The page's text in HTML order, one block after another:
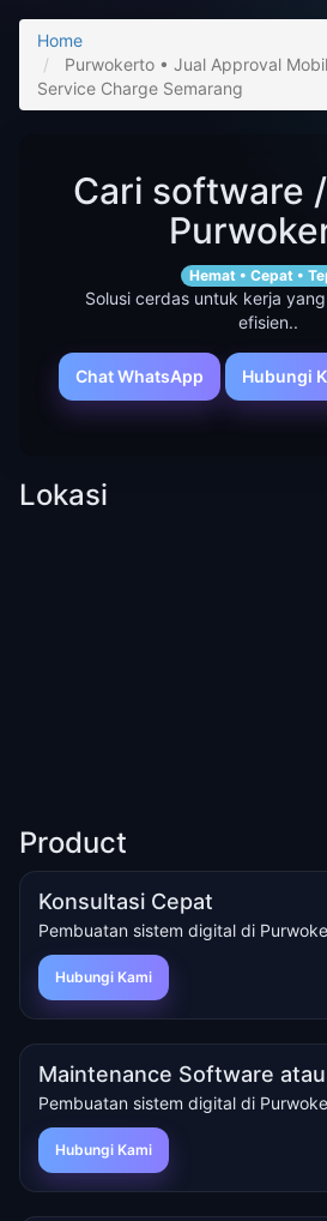
Home
Purwokerto • Jual Approval
Service Charge Semarang
Cari software
Hemat • Cepat •
Solusi cerdas untuk kerja
efisien..
Chat WhatsApp Hubungi
Lokasi
Product
Konsultasi Cepat
Pembuatan sistem digital di
Hubungi Kami
Maintenance Software
Pembuatan sistem digital di
Hubungi Kami